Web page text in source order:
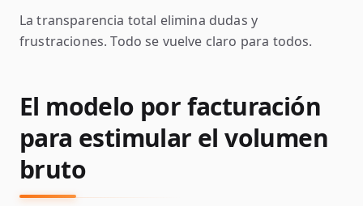
La transparencia total elimina dudas y
frustraciones. Todo se vuelve claro para todos.
El modelo por facturación
para estimular el volumen
bruto